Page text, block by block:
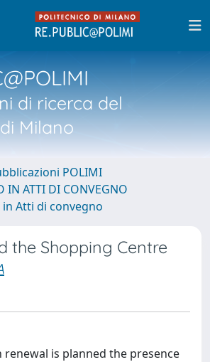
di ricerca del
Milano
POLIMI
IN ATTI DI CONVEGNO
Atti di convegno
the Shopping Centre
renewal is planned the presence